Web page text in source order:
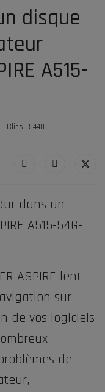
disque
A515-
Clics : 5440
dans un
A515-54G-
ASPIRE lent
sur
de vos logiciels
de